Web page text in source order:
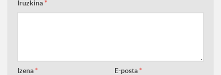
Iruzkina*
Izena* E-posta*